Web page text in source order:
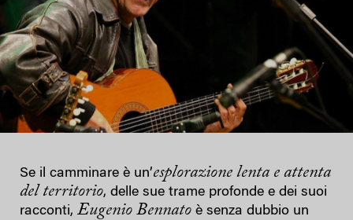
Se il camminare è un’esplorazione lenta e attenta
del territorio, delle sue trame profonde e dei suoi
racconti, Eugenio Bennato è senza dubbio un